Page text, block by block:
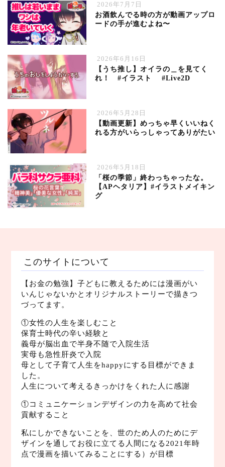
2026年7月7日
お酒飲んでる時の方が動画アップロ
ードの手が進むよね〜
2026年6月16日
【うち推し】オイラの＿を見てく
れ！ #イラスト #Live2D
2026年5月28日
【動画更新】めっちゃ早くいいねく
れる方がいらっしゃってありがたい
2026年5月18日
「桜の季節」終わっちゃったな。
【APヘタリア】#イラストメイキン
グ
このサイトについて
【お金の勉強】子どもに教えるためには漫画がい
いんじゃないかとオリジナルストーリーで描きつ
づってます。
①女性の人生を楽しむこと
保育士時代の辛い経験と
義母が脳出血で半身不随で入院生活
実母も急性肝炎で入院
母として子育て人生をhappyにする目標ができま
した。
人生について考えるきっかけをくれた人に感謝
①コミュニケーションデザインの力を高めて社会
貢献すること
私にしかできないことを、世のため人のためにデ
ザインを通してお役に立てる人間になる2021年時
点で漫画を描いてみることにする）が目標